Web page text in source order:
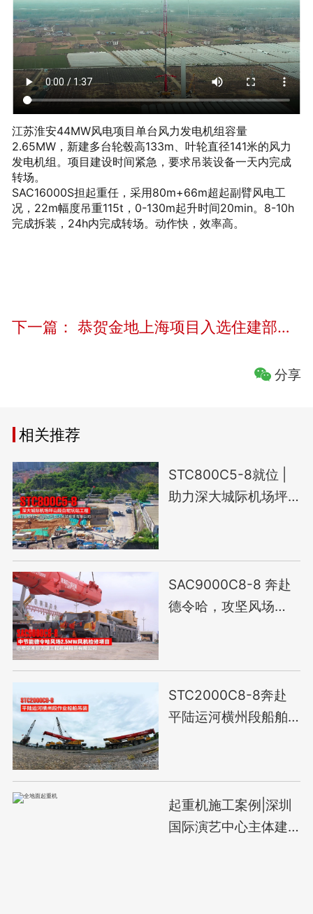
江苏淮安44MW风电项目单台风力发电机组容量
2.65MW，新建多台轮毂高133m、叶轮直径141米的风力
发电机组。项目建设时间紧急，要求吊装设备一天内完成
转场。
SAC16000S担起重任，采用80m+66m超起副臂风电工
况，22m幅度吊重115t，0-130m起升时间20min。8-10h
完成拆装，24h内完成转场。动作快，效率高。
下一篇： 恭贺金地上海项目入选住建部智能建造试点项目
分享
相关推荐
STC800C5-8就位 |
助力深大城际机场坪
SAC9000C8-8 奔赴
德令哈，攻坚风场
STC2000C8-8奔赴
平陆运河横州段船舶
起重机施工案例|深圳
国际演艺中心主体建